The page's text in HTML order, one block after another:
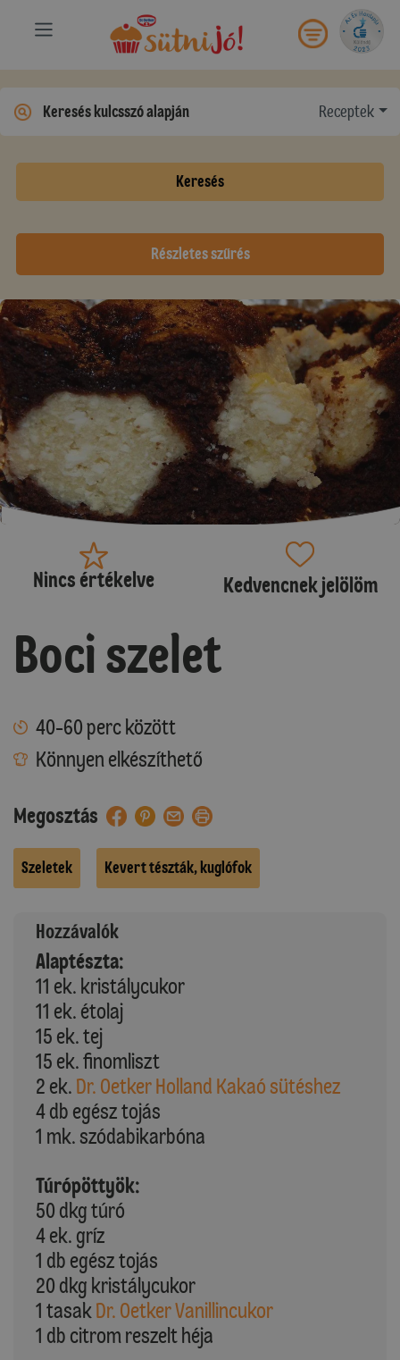
Receptek
Keresés
Részletes szűrés
Nincs értékelve Kedvencnek jelölöm
Boci szelet
40-60 perc között
Könnyen elkészíthető
Megosztás
Szeletek Kevert tészták, kuglófok
Hozzávalók
Alaptészta:
11 ek. kristálycukor
11 ek. étolaj
15 ek. tej
15 ek. finomliszt
2 ek. Dr. Oetker Holland Kakaó sütéshez
4 db egész tojás
1 mk. szódabikarbóna
Túrópöttyök:
50 dkg túró
4 ek. gríz
1 db egész tojás
20 dkg kristálycukor
1 tasak Dr. Oetker Vanillincukor
1 db citrom reszelt héja